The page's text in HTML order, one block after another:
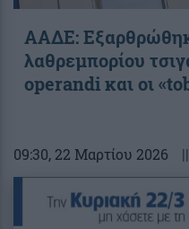
ΑΑΔΕ:
λαθρεμπορίου
operandi και οι
09:30, 22 Μαρτίου 2026 ||